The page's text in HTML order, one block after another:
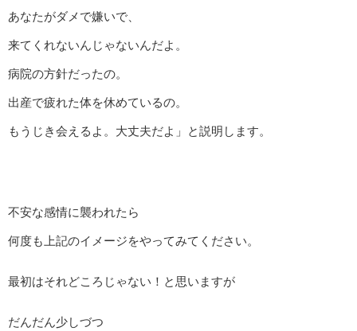
あなたがダメで嫌いで、
来てくれないんじゃないんだよ。
病院の方針だったの。
出産で疲れた体を休めているの。
もうじき会えるよ。大丈夫だよ」と説明します。
不安な感情に襲われたら
何度も上記のイメージをやってみてください。
最初はそれどころじゃない！と思いますが
だんだん少しづつ